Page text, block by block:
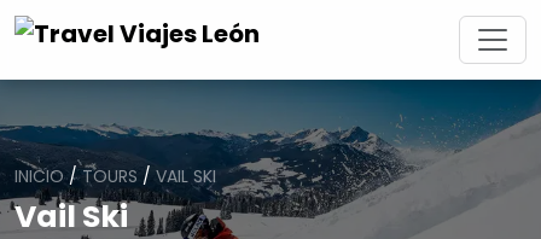
INICIO/TOURS / VAIL SKI
Vail Ski